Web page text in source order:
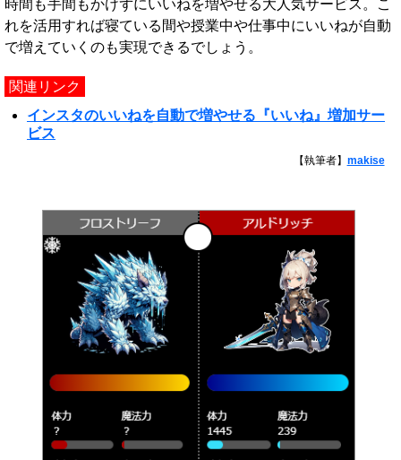
時間も手間もかけずにいいねを増やせる大人気サービス。こ
れを活用すれば寝ている間や授業中や仕事中にいいねが自動
で増えていくのも実現できるでしょう。
関連リンク
インスタのいいねを自動で増やせる『いいね』増加サー
ビス
【執筆者】 makise